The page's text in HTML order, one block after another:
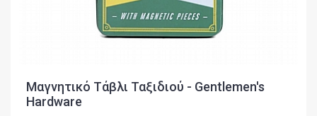
Μαγνητικό Τάβλι Ταξιδιού - Gentlemen's
Hardware